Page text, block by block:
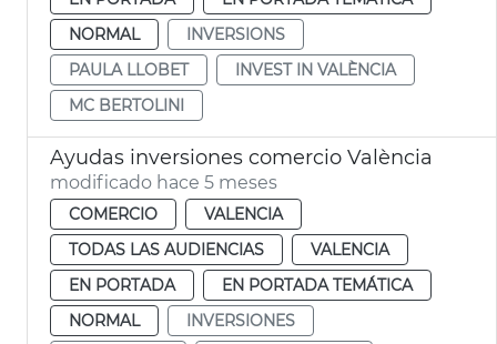
NORMAL
INVERSIONS
PAULA LLOBET
INVEST IN VALÈNCIA
MC BERTOLINI
Ayudas inversiones comercio València
modificado hace 5 meses
COMERCIO
VALENCIA
TODAS LAS AUDIENCIAS
VALENCIA
EN PORTADA
EN PORTADA TEMÁTICA
NORMAL
INVERSIONES